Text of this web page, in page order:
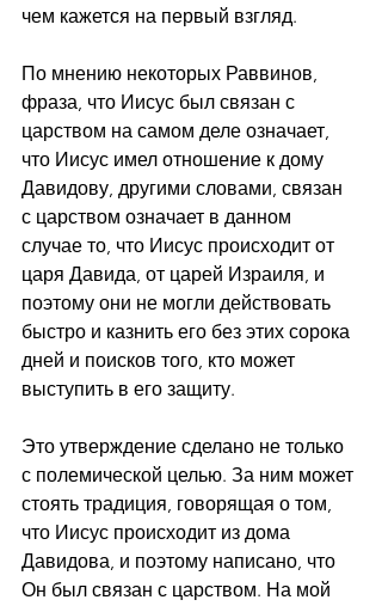
чем кажется на первый взгляд.
По мнению некоторых Раввинов,
фраза, что Иисус был связан с
царством на самом деле означает,
что Иисус имел отношение к дому
Давидову, другими словами, связан
с царством означает в данном
случае то, что Иисус происходит от
царя Давида, от царей Израиля, и
поэтому они не могли действовать
быстро и казнить его без этих сорока
дней и поисков того, кто может
выступить в его защиту.
Это утверждение сделано не только
с полемической целью. За ним может
стоять традиция, говорящая о том,
что Иисус происходит из дома
Давидова, и поэтому написано, что
Он был связан с царством. На мой